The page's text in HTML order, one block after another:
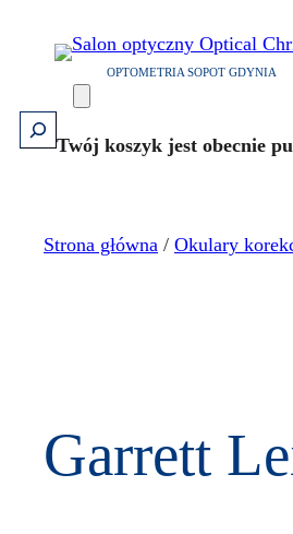
OPTOMETRIA SOPOT GDYNIA
Szukaj
Twój koszyk jest obecnie
Strona główna / Okulary
Garrett